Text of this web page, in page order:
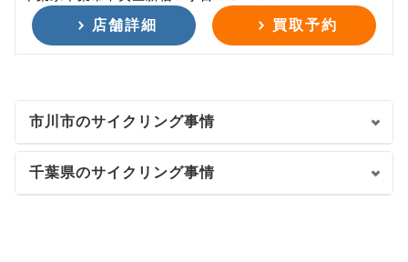
店舗詳細 買取予約
市川市のサイクリング事情
千葉県のサイクリング事情